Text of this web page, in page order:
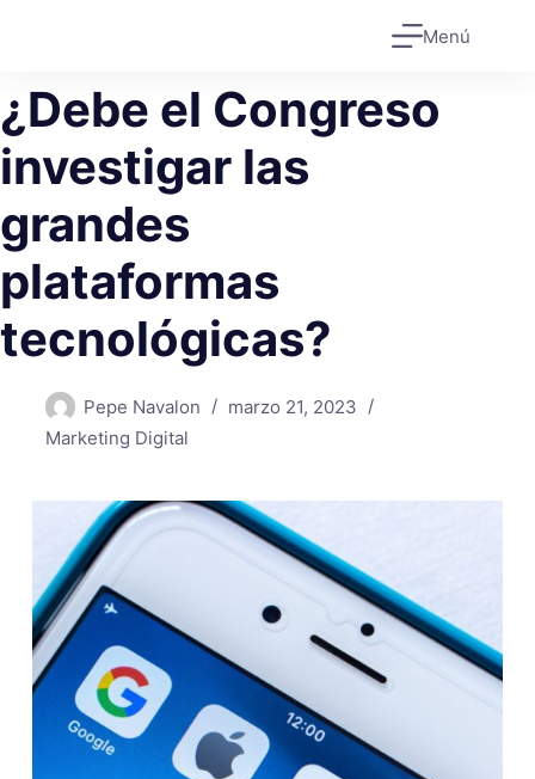
Menú
¿Debe el Congreso
investigar las
grandes
plataformas
tecnológicas?
Pepe Navalon
marzo 21, 2023
Marketing Digital